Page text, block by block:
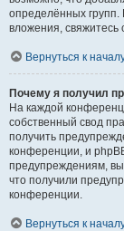
определённых
вложения,
Вернуться к
Почему я получил
На каждой
собственный свод
получить
конференции, и
предупреждениям,
что получили
конференции.
Вернуться к